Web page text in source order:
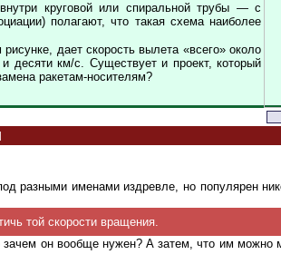
круговой или спиральной трубы — с
полагают, что такая схема наиболее
дает скорость вылета «всего» около
десяти км/с. Существует и проект, который
ракетам-носителям?
разными именами издревле, но популярен
той скорости вращения.
он вообще нужен? А затем, что им можно